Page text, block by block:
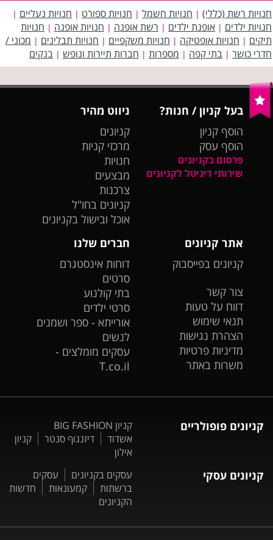
חנויות רשת (כללי) | חנויות חשמל | חנויות ספורט | חנויות נעליים |
חנויות ילדים | אופנת ילדים | רשת אופנה | חנויות אופנה | חנויות
תיקים | חנויות אופטיקה | חנויות משקפיים | חנויות תבלינים | מכוני /
חדרי כושר | בתי קפה | מספרות | חברות תיירות ונופש | בנקים
בעל קניון / חנות?
הוסף קניון
הוסף עסק
פרסום בקניונים
שירותי דיגיטל לקניונים
ניווט מהיר
קניונים
מרכזי קניות
חנויות
מבצעים
צרכנות
קניונים בחו"ל
אוכל ובישול בקניונים
אתר קניונים
קניונים בפייסבוק
צור קשר
דווח על טעות
תנאי שימוש
הצהרת נגישות
מדיניות פרטיות
משרות באתר
חברים שלנו
דוחות אינסטגרם
סרטים
בתי קולנוע
סרטי ילדים
אורייתא - ספר ושמנים
לנשים
עסקים מומלצים -
T.co.il
קניונים פופולריים
קניון BIG FASHION
אשדוד
דיזנגוף סנטר
קניון
אילון
קניונים עסקי עסקים בקניונים
עסקים
ברשתות
קמעונאות
חדשות
הקניונים